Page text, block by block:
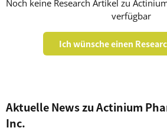
Noch keine Research Artikel zu
verfügbar
Ich wünsche einen
Aktuelle News zu Actinium
Inc.